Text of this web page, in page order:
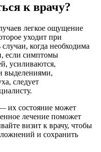
к врачу?
легкое ощущение
уходит при
когда необходима
если симптомы
усиливаются,
выделениями,
следует
их состояние может
лечение поможет
визит к врачу, чтобы
и сохранить